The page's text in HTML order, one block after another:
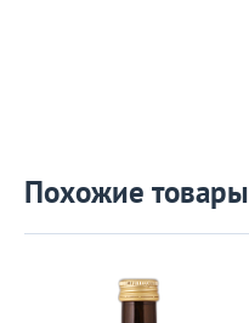
Похожие товары